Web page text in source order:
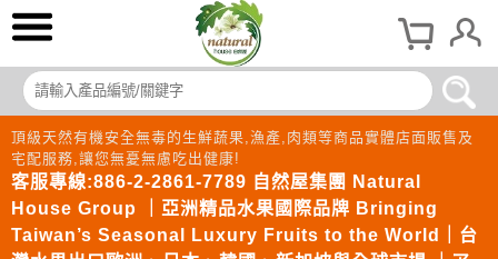
頂級天然有機安全無毒的生鮮蔬果,漁產,肉類等商品實體店面販售及
宅配服務,讓您無憂無慮吃出健康!
客服專線:886-2-2861-7789 自然屋集團 Natural
House Group ｜亞洲精品水果國際品牌 Bringing
Taiwan’s Seasonal Luxury Fruits to the World｜台